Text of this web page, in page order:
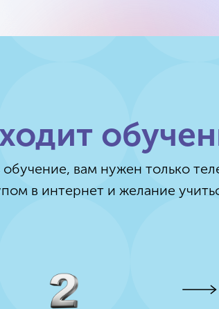
обучение, вам нужен только
в интернет и желание